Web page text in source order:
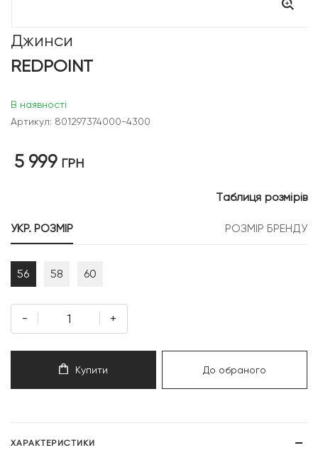
Джинси
REDPOINT
В наявності
Артикул: 801297374000-4300
5 999 ГРН
УКР. РОЗМІР РОЗМІР БРЕНДУ
Таблиця розмірів
56 58 60
- +
Купити До обраного
ХАРАКТЕРИСТИКИ